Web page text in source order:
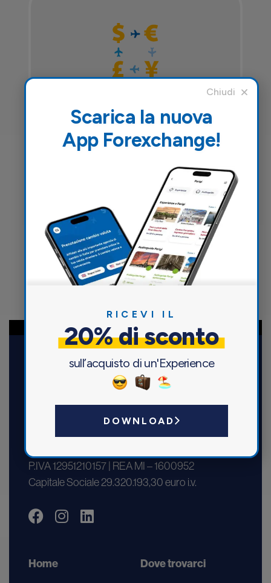
Cambio valuta
P.IVA 12951210157 | REA MI – 1600952
Capitale Sociale 29.320.193,30 euro i.v.
Home Dove trovarci
Scarica la nuova
App Forexchange!
RICEVI IL
20% di sconto
sull’acquisto di un'Experience
DOWNLOAD